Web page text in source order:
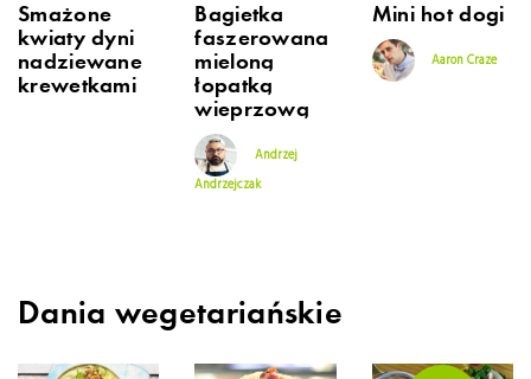
Smażone
kwiaty dyni
nadziewane
krewetkami
Bagietka
faszerowana
mieloną
łopatką
wieprzową
Andrzej
Andrzejczak
Mini hot dogi
Aaron Craze
Dania wegetariańskie